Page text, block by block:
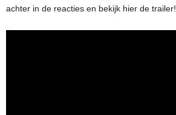
achter in de reacties en bekijk hier de trailer!